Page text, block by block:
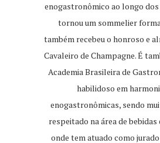
enogastronômico ao longo dos
tornou um sommelier
também recebeu o honroso e
Cavaleiro de Champagne. É
Academia Brasileira de
habilidoso em
enogastronômicas, sendo
respeitado na área de
onde tem atuado como